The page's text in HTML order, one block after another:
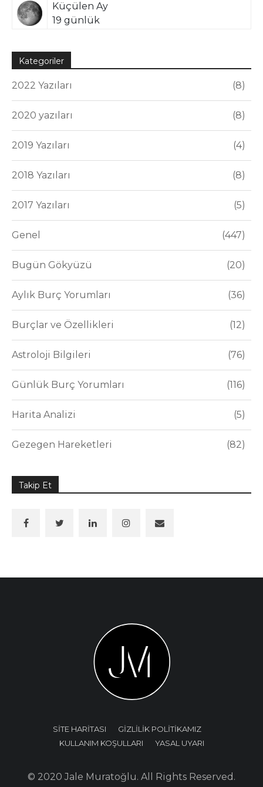
Küçülen Ay
19 günlük
Kategoriler
2022 Yazıları 8
2020 yazıları 8
2019 Yazıları 4
2018 Yazıları 8
2017 Yazıları 5
Genel 447
Bugün Gökyüzü 20
Aylık Burç Yorumları 36
Burçlar ve Özellikleri 12
Astroloji Bilgileri 76
Günlük Burç Yorumları 116
Harita Analizi 5
Gezegen Hareketleri 82
Takip Et
SİTE HARİTASI
GİZLİLİK POLİTİKAMIZ
KULLANIM KOŞULLARI
YASAL UYARI
© 2020 Jale Muratoğlu. All Rights Reserved.